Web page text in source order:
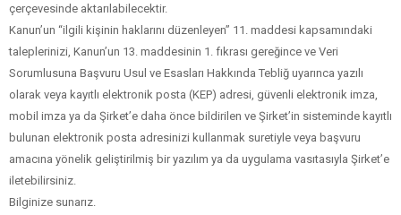
çerçevesinde aktarılabilecektir.
Kanun’un “ilgili kişinin haklarını düzenleyen” 11. maddesi kapsamındaki
taleplerinizi, Kanun’un 13. maddesinin 1. fıkrası gereğince ve Veri
Sorumlusuna Başvuru Usul ve Esasları Hakkında Tebliğ uyarınca yazılı
olarak veya kayıtlı elektronik posta (KEP) adresi, güvenli elektronik imza,
mobil imza ya da Şirket’e daha önce bildirilen ve Şirket’in sisteminde kayıtlı
bulunan elektronik posta adresinizi kullanmak suretiyle veya başvuru
amacına yönelik geliştirilmiş bir yazılım ya da uygulama vasıtasıyla Şirket’e
iletebilirsiniz.
Bilginize sunarız.